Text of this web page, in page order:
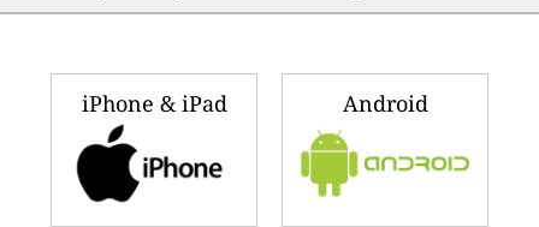
iPhone & iPad Android